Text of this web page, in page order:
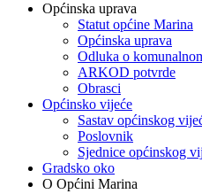
Općinska uprava
Statut općine Marina
Općinska uprava
Odluka o
ARKOD potvrde
Obrasci
Općinsko vijeće
Sastav općinskog
Poslovnik
Sjednice općinskog
Gradsko oko
O Općini Marina